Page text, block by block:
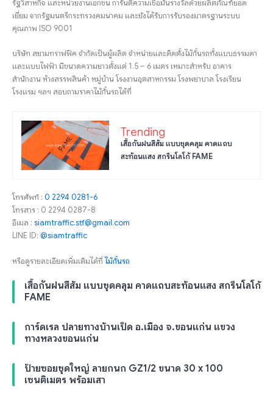
รัฐวิสาหกิจ และหน่วยงานเอกชน การันตีความเชื่อมั่นรางวัลด้วยผลิตภัณฑ์ยอด
เยี่ยม จากรัฐมนตรีกระทรวงคมนาคม และยังได้รับการรับรองมาตรฐานระบบ
คุณภาพ ISO 9001
บริษัท สยามทราฟฟิค จำกัดเป็นผู้ผลิต จำหน่ายและติดตั้งไม้กั้นรถทั้งแบบธรรมดา
และแบบไฟฟ้า มีขนาดความยาวตั้งแต่ 1.5 – 6 เมตร เหมาะสำหรับ อาคาร
สำนักงาน ห้างสรรพสินค้า หมู่บ้าน โรงงานอุตสาหกรรม โรงพยาบาล โรงเรียน
โรงแรม ฯลฯ สอบถามราคาไม้กั้นรถได้ที่
Trending
เสื้อกันฝนสีส้ม แบบชุดคลุม คาดแถบ
สะท้อนแสง สกรีนโลโก้ FAME
โทรศัพท์ : 0 2294 0281-6
โทรสาร : 0 2294 0287-8
อีเมล : siamtraffic.stf@gmail.com
LINE ID: @siamtraffic
หรือดูรายละเอียดเพิ่มเติมได้ที่ ไม้กั้นรถ
เสื้อกันฝนสีส้ม แบบชุดคลุม คาดแถบสะท้อนแสง สกรีนโลโก้
FAME
การ์ดเรล ปลายทางบ้านเป็ด อ.เมือง จ.ขอนแก่น แขวง
ทางหลวงขอนแก่น
ป้ายซอยชุดใหญ่ ลายกนก GZ1/2 ขนาด 30 x 100
เซนติเมตร พร้อมเสา